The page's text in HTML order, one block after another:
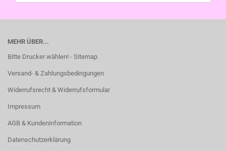
MEHR ÜBER...
Bitte Drucker wählen! - Sitemap
Versand- & Zahlungsbedingungen
Widerrufsrecht & Widerrufsformular
Impressum
AGB & Kundeninformation
Datenschutzerklärung